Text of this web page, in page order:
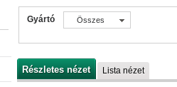
Gyártó Összes
Részletes nézet Lista nézet